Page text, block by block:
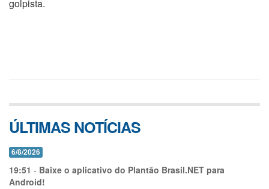
golpista.
ÚLTIMAS NOTÍCIAS
6/8/2026
19:51 - Baixe o aplicativo do Plantão Brasil.NET para
Android!